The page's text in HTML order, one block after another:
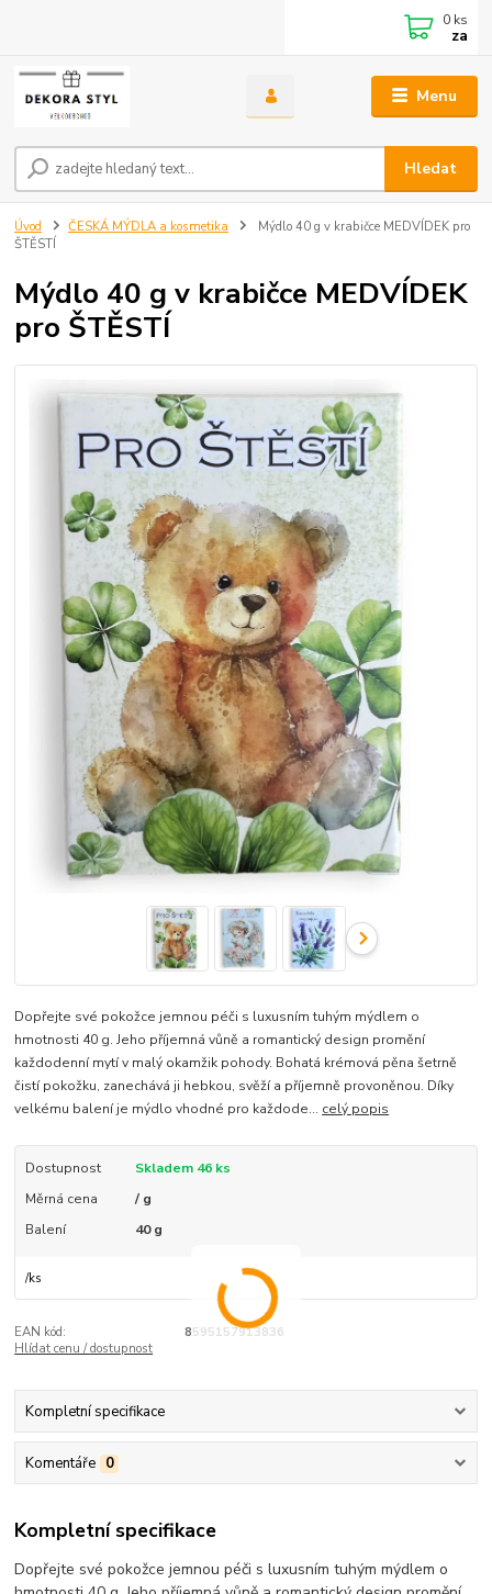
Menu
Hledat
0 ks
za
Úvod ČESKÁ MÝDLA a kosmetika
Mýdlo 40 g v krabičce MEDVÍDEK pro
ŠTĚSTÍ
Mýdlo 40 g v krabičce MEDVÍDEK
pro ŠTĚSTÍ
Dopřejte své pokožce jemnou péči s luxusním tuhým mýdlem o
hmotnosti 40 g. Jeho příjemná vůně a romantický design promění
každodenní mytí v malý okamžik pohody. Bohatá krémová pěna šetrně
čistí pokožku, zanechává ji hebkou, svěží a příjemně provoněnou. Díky
velkému balení je mýdlo vhodné pro každode... celý popis
Dostupnost
Skladem 46 ks
Měrná cena
/ g
Balení
40 g
/ks
EAN kód:
8595157913836
Hlídat cenu / dostupnost
Kompletní specifikace
Komentáře 0
Kompletní specifikace
Dopřejte své pokožce jemnou péči s luxusním tuhým mýdlem o